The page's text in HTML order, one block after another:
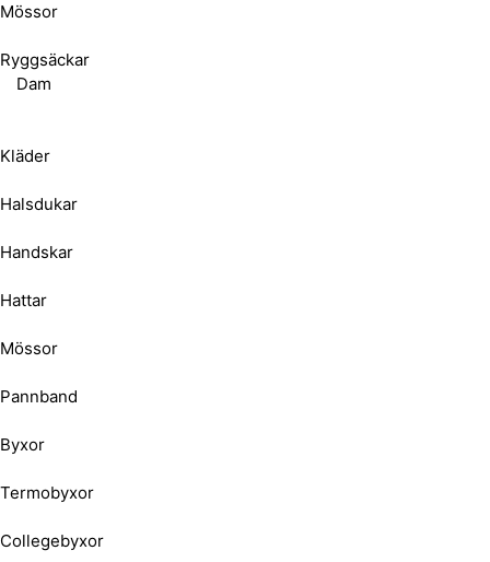
Mössor
Ryggsäckar
Dam
Kläder
Halsdukar
Handskar
Hattar
Mössor
Pannband
Byxor
Termobyxor
Collegebyxor